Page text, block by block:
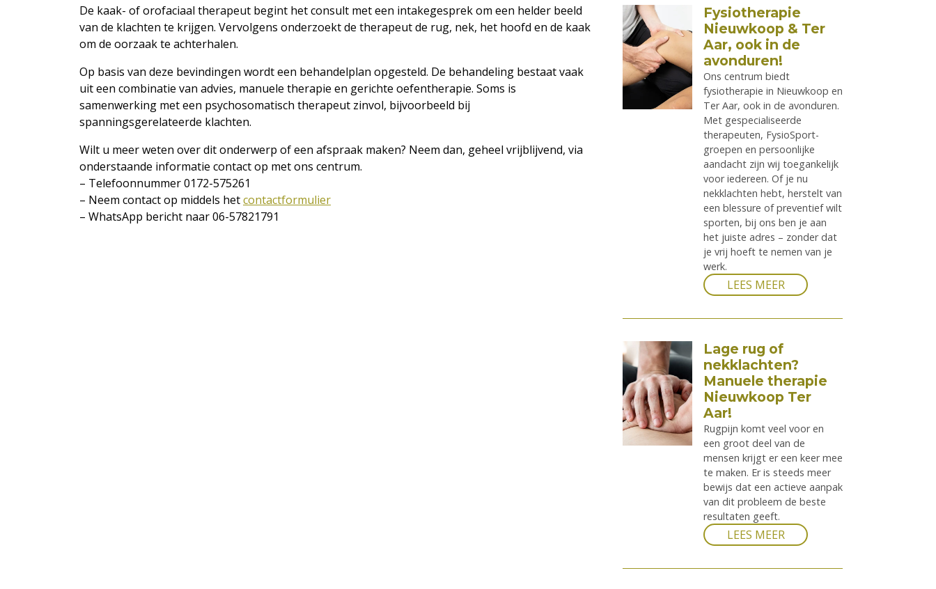
De kaak- of orofaciaal therapeut begint het consult met een intakegesprek om een helder beeld
van de klachten te krijgen. Vervolgens onderzoekt de therapeut de rug, nek, het hoofd en de kaak
om de oorzaak te achterhalen.
Op basis van deze bevindingen wordt een behandelplan opgesteld. De behandeling bestaat vaak
uit een combinatie van advies, manuele therapie en gerichte oefentherapie. Soms is
samenwerking met een psychosomatisch therapeut zinvol, bijvoorbeeld bij
spanningsgerelateerde klachten.
Wilt u meer weten over dit onderwerp of een afspraak maken? Neem dan, geheel vrijblijvend, via
onderstaande informatie contact op met ons centrum.
– Telefoonnummer 0172-575261
– Neem contact op middels hetcontactformulier
– WhatsApp bericht naar 06-57821791
Fysiotherapie
Nieuwkoop & Ter
Aar, ook in de
avonduren!
Ons centrum biedt
fysiotherapie in Nieuwkoop en
Ter Aar, ook in de avonduren.
Met gespecialiseerde
therapeuten, FysioSport-
groepen en persoonlijke
aandacht zijn wij toegankelijk
voor iedereen. Of je nu
nekklachten hebt, herstelt van
een blessure of preventief wilt
sporten, bij ons ben je aan
het juiste adres – zonder dat
je vrij hoeft te nemen van je
werk.
LEES MEER
Lage rug of
nekklachten?
Manuele therapie
Nieuwkoop Ter
Aar!
Rugpijn komt veel voor en
een groot deel van de
mensen krijgt er een keer mee
te maken. Er is steeds meer
bewijs dat een actieve aanpak
van dit probleem de beste
resultaten geeft.
LEES MEER